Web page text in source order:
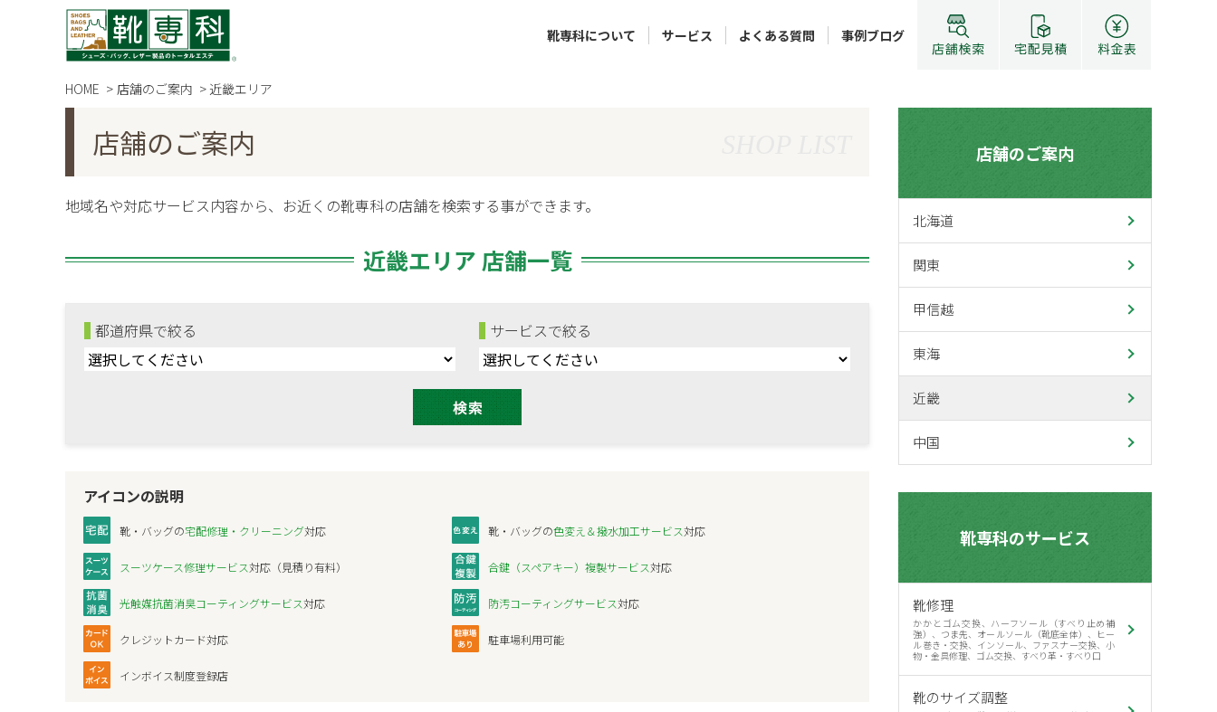
靴専科について サービス よくある質問 事例ブログ
HOME 店舗のご案内 近畿エリア
店舗のご案内
地域名や対応サービス内容から、お近くの靴専科の店舗を検索する事ができます。
近畿エリア 店舗一覧
都道府県で絞る サービスで絞る
アイコンの説明
靴・バッグの宅配修理・クリーニング対応 靴・バッグの色変え＆撥水加工サービス対応
スーツケース修理サービス対応（見積り有料） 合鍵（スペアキー）複製サービス対応
光触媒抗菌消臭コーティングサービス対応 防汚コーティングサービス対応
クレジットカード対応 駐車場利用可能
インボイス制度登録店
店舗のご案内
北海道
関東
甲信越
東海
近畿
中国
靴専科のサービス
靴修理
かかとゴム交換、ハーフソール（すべり止め補
強）、つま先、オールソール（靴底全体）、ヒー
ル巻き・交換、インソール、ファスナー交換、小
物・金具修理、ゴム交換、すべり革・すべり口
靴のサイズ調整